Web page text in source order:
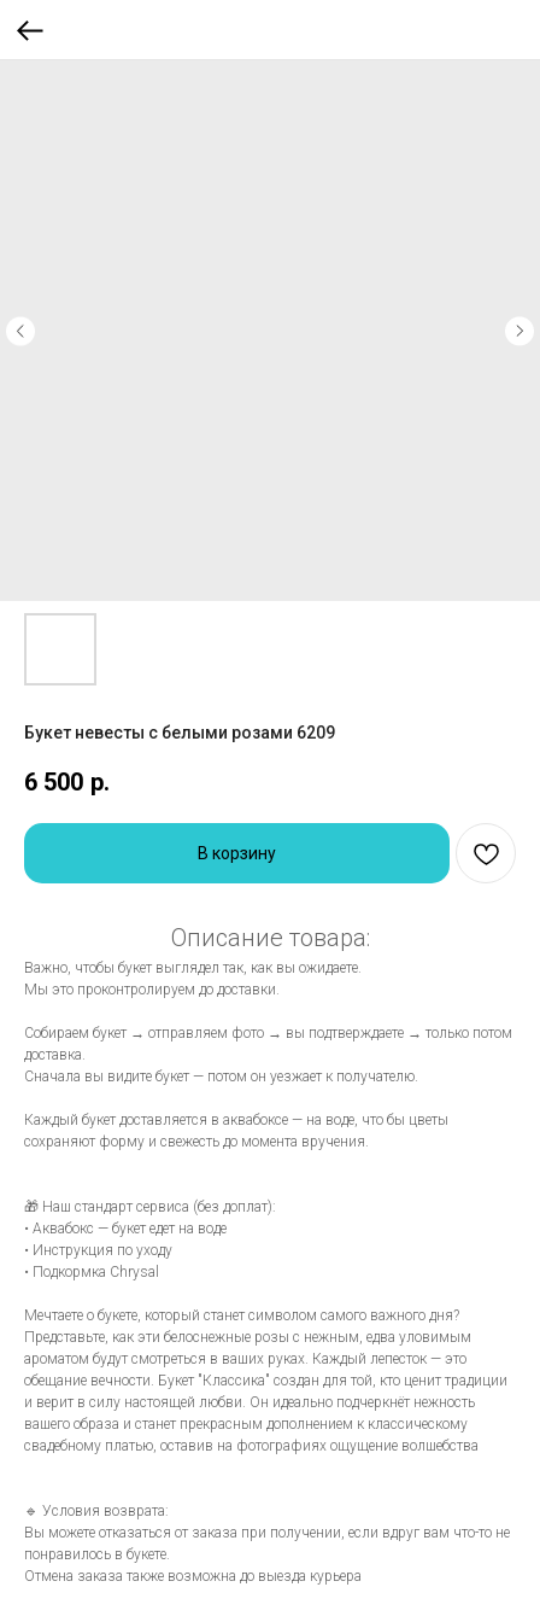
Букет невесты с белыми розами 6209
6 500 р.
В корзину
Описание товара:
Важно, чтобы букет выглядел так, как вы ожидаете.
Мы это проконтролируем до доставки.
Собираем букет → отправляем фото → вы подтверждаете → только потом
доставка.
Сначала вы видите букет — потом он уезжает к получателю.
Каждый букет доставляется в аквабоксе — на воде, что бы цветы
сохраняют форму и свежесть до момента вручения.
🎁 Наш стандарт сервиса (без доплат):
• Аквабокс — букет едет на воде
• Инструкция по уходу
• Подкормка Chrysal
Мечтаете о букете, который станет символом самого важного дня?
Представьте, как эти белоснежные розы с нежным, едва уловимым
ароматом будут смотреться в ваших руках. Каждый лепесток — это
обещание вечности. Букет "Классика" создан для той, кто ценит традиции
и верит в силу настоящей любви. Он идеально подчеркнёт нежность
вашего образа и станет прекрасным дополнением к классическому
свадебному платью, оставив на фотографиях ощущение волшебства
🔹 Условия возврата:
Вы можете отказаться от заказа при получении, если вдруг вам что-то не
понравилось в букете.
Отмена заказа также возможна до выезда курьера